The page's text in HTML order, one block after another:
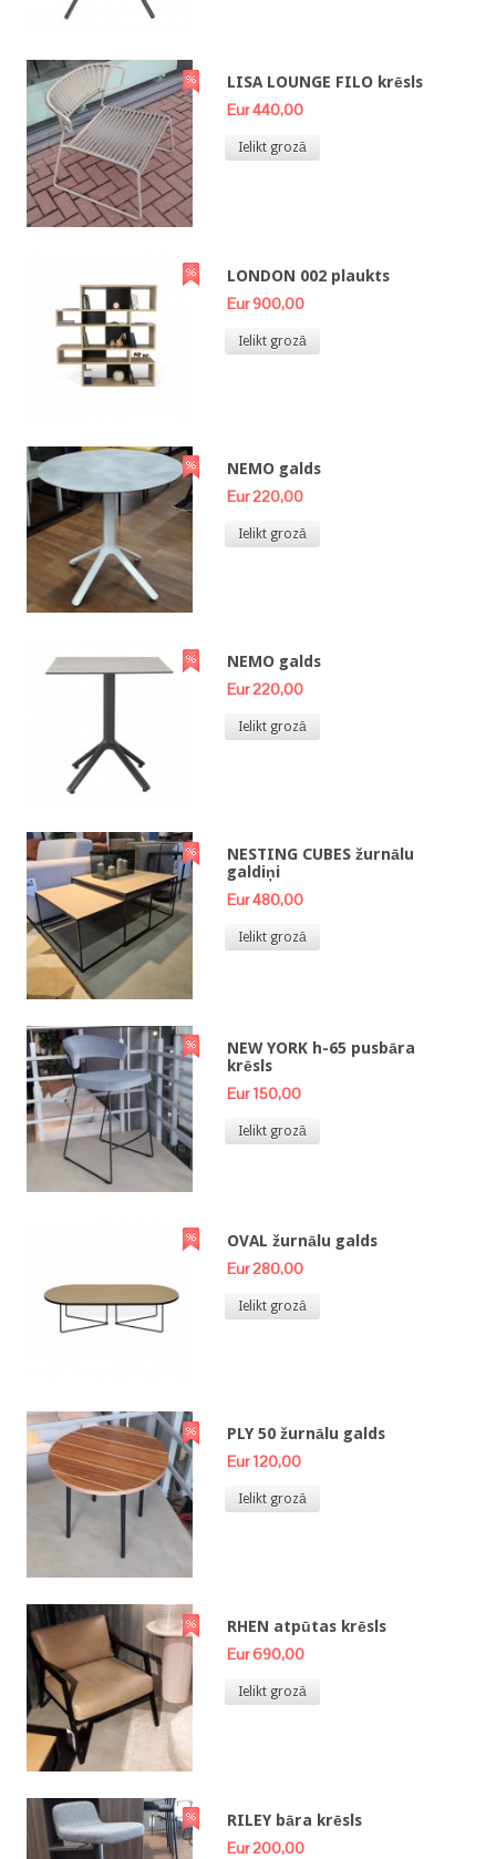
LISA LOUNGE FILO krēsls
Eur 440,00
Ielikt grozā
LONDON 002 plaukts
Eur 900,00
Ielikt grozā
NEMO galds
Eur 220,00
Ielikt grozā
NEMO galds
Eur 220,00
Ielikt grozā
NESTING CUBES žurnālu
galdiņi
Eur 480,00
Ielikt grozā
NEW YORK h-65 pusbāra
krēsls
Eur 150,00
Ielikt grozā
OVAL žurnālu galds
Eur 280,00
Ielikt grozā
PLY 50 žurnālu galds
Eur 120,00
Ielikt grozā
RHEN atpūtas krēsls
Eur 690,00
Ielikt grozā
RILEY bāra krēsls
Eur 200,00